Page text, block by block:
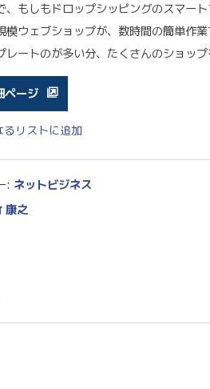
、もしもドロップシッピングのスマー
模ウェブショップが、数時間の簡単作
レートのが多い分、たくさんのショッ
ページ
るリストに追加
: ネットビジネス
康之